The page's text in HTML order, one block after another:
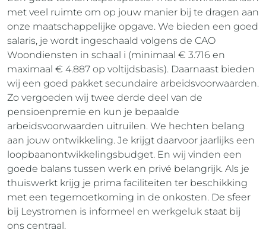
met veel ruimte om op jouw manier bij te dragen aan
onze maatschappelijke opgave. We bieden een goed
salaris, je wordt ingeschaald volgens de CAO
Woondiensten in schaal i (minimaal € 3.716 en
maximaal € 4.887 op voltijdsbasis). Daarnaast bieden
wij een goed pakket secundaire arbeidsvoorwaarden.
Zo vergoeden wij twee derde deel van de
pensioenpremie en kun je bepaalde
arbeidsvoorwaarden uitruilen. We hechten belang
aan jouw ontwikkeling. Je krijgt daarvoor jaarlijks een
loopbaanontwikkelingsbudget. En wij vinden een
goede balans tussen werk en privé belangrijk. Als je
thuiswerkt krijg je prima faciliteiten ter beschikking
met een tegemoetkoming in de onkosten. De sfeer
bij Leystromen is informeel en werkgeluk staat bij
ons centraal.